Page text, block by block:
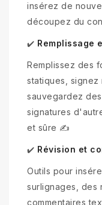
insérez de
découpez du
✔️ Remplissage
Remplissez des
statiques, signez
sauvegardez
signatures
et sûre ✍️
✔️ Révision et
Outils pour
surlignages, des
commentaires